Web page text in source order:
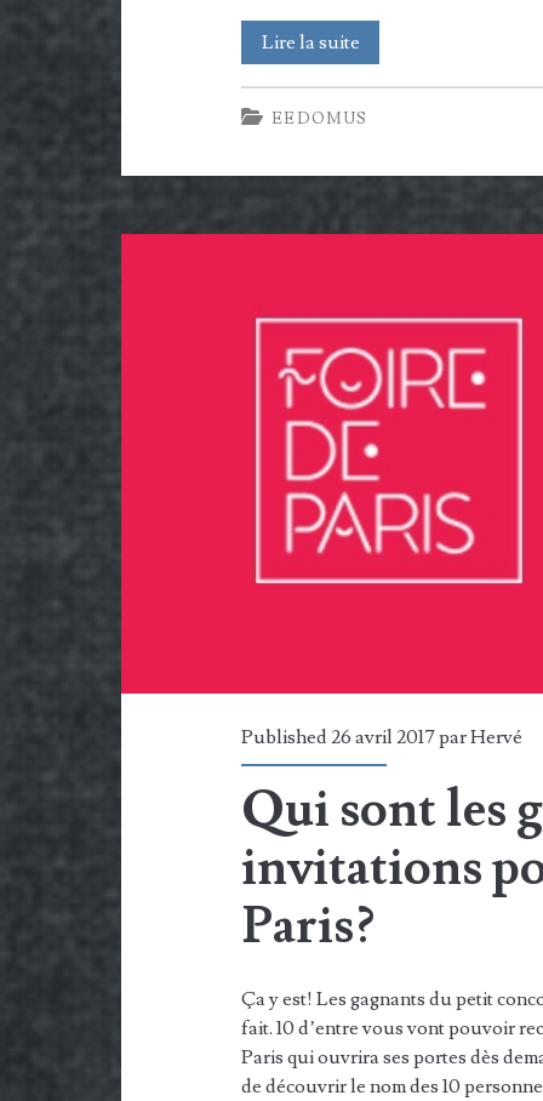
Lire la suiteComment
utiliser
votre
Eedomus
/
Echo
Dot
EEDOMUS
Published 26 avril 2017 parHervé
Qui sont les
invitations
Paris?
Ça y est! Les gagnants du petit
fait. 10 d’entre vous vont pouvoir
Paris qui ouvrira ses portes dès
de découvrir le nom des 10